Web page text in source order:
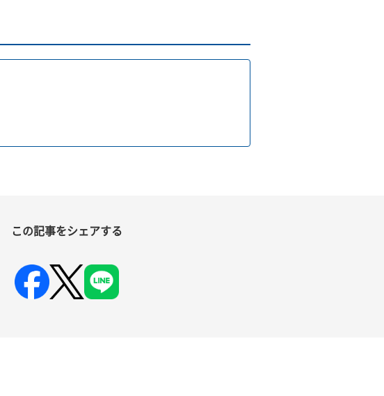
この記事をシェアする